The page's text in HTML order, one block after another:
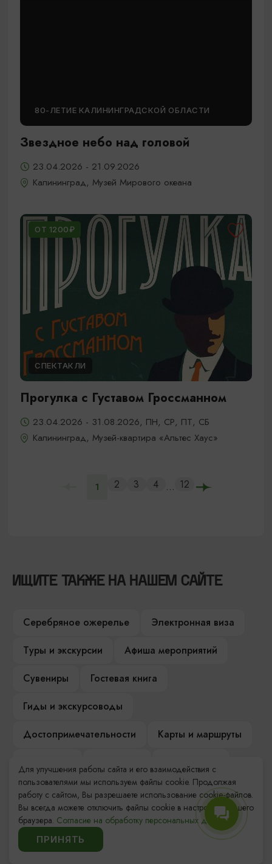
80-ЛЕТИЕ КАЛИНИНГРАДСКОЙ ОБЛАСТИ
Звездное небо над головой
23.04.2026 - 21.09.2026
Калининград, Музей Мирового океана
ОТ 1200₽
СПЕКТАКЛИ
Прогулка с Густавом Гроссманном
23.04.2026 - 31.08.2026, ПН, СР, ПТ, СБ
Калининград, Музей-квартира «Альтес Хаус»
1 2 3 4 ... 12
ИЩИТЕ ТАКЖЕ НА НАШЕМ САЙТЕ
Серебряное ожерелье
Электронная виза
Туры и экскурсии
Афиша мероприятий
Сувениры
Гостевая книга
Гиды и экскурсоводы
Достопримечательности
Карты и маршруты
Компас Балтийской кухни
Настоящий Калининградец
Музеи
Для улучшения работы сайта и его взаимодействия с
пользователями мы используем файлы cookie. Продолжая
работу с сайтом, Вы разрешаете использование cookie-файлов.
Вы всегда можете отключить файлы cookie в настройках Вашего
браузера. Согласие на обработку персональных данных.
ПРИНЯТЬ